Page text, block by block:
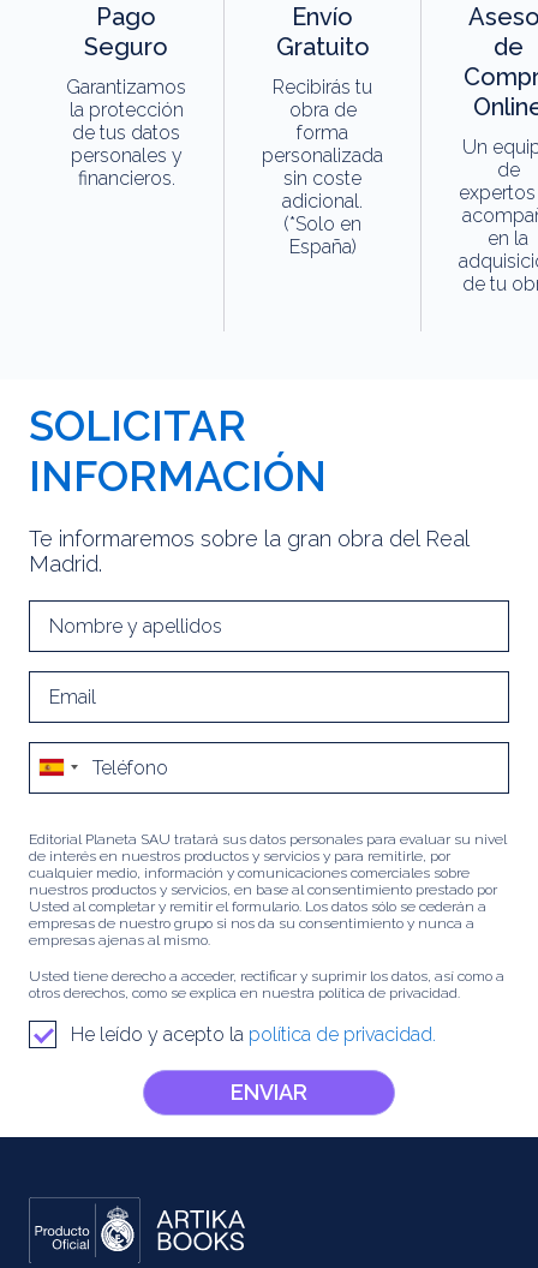
Pago
Seguro
Garantizamos
la protección
de tus datos
personales y
financieros.
Envío
Gratuito
Recibirás tu
obra de
forma
personalizada
sin coste
adicional.
(*Solo en
España)
de
Un
de
en la
de tu
SOLICITAR
INFORMACIÓN
Te informaremos sobre la gran obra del Real
Madrid.
Editorial Planeta SAU tratará sus datos personales para evaluar su nivel
de interés en nuestros productos y servicios y para remitirle, por
cualquier medio, información y comunicaciones comerciales sobre
nuestros productos y servicios, en base al consentimiento prestado por
Usted al completar y remitir el formulario. Los datos sólo se cederán a
empresas de nuestro grupo si nos da su consentimiento y nunca a
empresas ajenas al mismo.
Usted tiene derecho a acceder, rectificar y suprimir los datos, así como a
otros derechos, como se explica en nuestra política de privacidad.
He leído y acepto la política de privacidad.
ENVIAR